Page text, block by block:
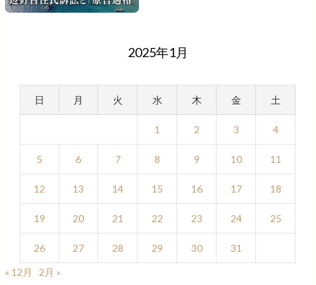
2025年1月
日 月 火 水 木 金 土
1 2 3 4
5 6 7 8 9 10 11
12 13 14 15 16 17 18
19 20 21 22 23 24 25
26 27 28 29 30
31
« 12月
2月 »